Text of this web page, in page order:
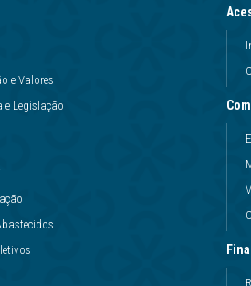
e Valores
e Legislação